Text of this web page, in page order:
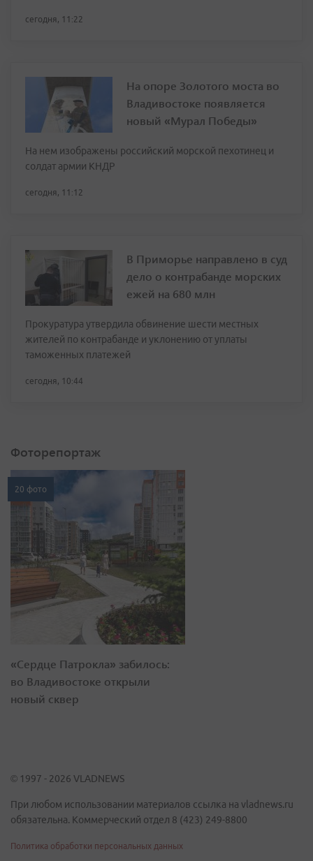
сегодня, 11:22
На опоре Золотого моста во
Владивостоке появляется
новый «Мурал Победы»
На нем изображены российский морской пехотинец и
солдат армии КНДР
сегодня, 11:12
В Приморье направлено в суд
дело о контрабанде морских
ежей на 680 млн
Прокуратура утвердила обвинение шести местных
жителей по контрабанде и уклонению от уплаты
таможенных платежей
сегодня, 10:44
Фоторепортаж
20 фото
«Сердце Патрокла» забилось:
во Владивостоке открыли
новый сквер
© 1997 - 2026 VLADNEWS
При любом использовании материалов ссылка на vladnews.ru
обязательна. Коммерческий отдел 8 (423) 249-8800
Политика обработки персональных данных